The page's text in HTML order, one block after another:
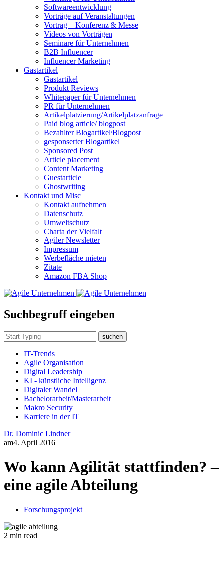
Softwareentwicklung
Vorträge auf Veranstaltungen
Vortrag – Konferenz & Messe
Videos von Vorträgen
Seminare für Unternehmen
B2B Influencer
Influencer Marketing
Gastartikel
Gastartikel
Produkt Reviews
Whitepaper für Unternehmen
PR für Unternehmen
Artikelplatzierung/Artikelplatzanfrage
Paid blog article/ blogpost
Bezahlter Blogartikel/Blogpost
gesponserter Blogartikel
Sponsored Post
Article placement
Content Marketing
Guestarticle
Ghostwriting
Kontakt und Misc
Kontakt aufnehmen
Datenschutz
Umweltschutz
Charta der Vielfalt
Agiler Newsletter
Impressum
Werbefläche mieten
Zitate
Amazon FBA Shop
Suchbegruff eingeben
suchen
IT-Trends
Agile Organisation
Digital Leadership
KI - künstliche Intelligenz
Digitaler Wandel
Bachelorarbeit/Masterarbeit
Makro Security
Karriere in der IT
Dr. Dominic Lindner
am4. April 2016
Wo kann Agilität stattfinden? –
eine agile Abteilung
Forschungsprojekt
2 min read